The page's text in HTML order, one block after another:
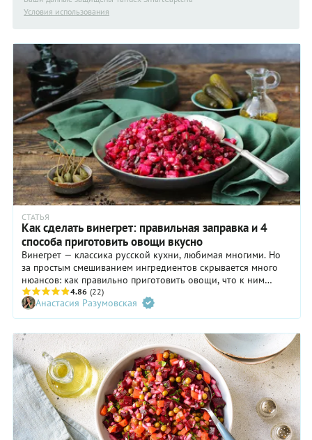
Условия использования
СТАТЬЯ
Как сделать винегрет: правильная заправка и 4
способа приготовить овощи вкусно
Винегрет — классика русской кухни, любимая многими. Но
за простым смешиванием ингредиентов скрывается много
нюансов: как правильно приготовить овощи, что к ним
добавить и как вкусно заправить. В этой статье все о
приготовлении винегрета: от базового состава до
необычных вариантов подачи.
4.86 (22)
Анастасия Разумовская